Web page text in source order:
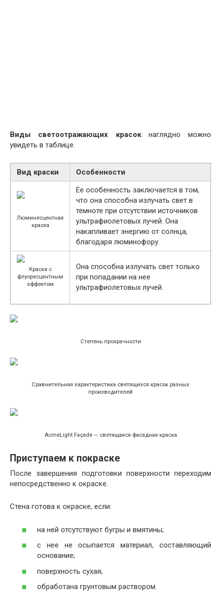
Виды светоотражающих красокнаглядно можно
увидеть в таблице.
Вид краски Особенности
Люминесцентная
краска
Ее особенность заключается в том,
что она способна излучать свет в
темноте при отсутствии источников
ультрафиолетовых лучей. Она
накапливает энергию от солнца,
благодаря люминофору.
Краска с
флуоресцентным
эффектом
Она способна излучать свет только
при попадании на нее
ультрафиолетовых лучей.
Степень прозрачности
Сравнительная характеристика светящихся красок разных
производителей
AcmeLight Façade — светящаяся фасадная краска
Приступаем к покраске
После завершения подготовки поверхности переходим
непосредственно к окраске.
Стена готова к окраске, если:
на ней отсутствуют бугры и вмятины;
с нее не осыпается материал, составляющий
основание;
поверхность сухая;
обработана грунтовым раствором.